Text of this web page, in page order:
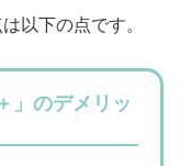
以下の点です。
」のデメリッ